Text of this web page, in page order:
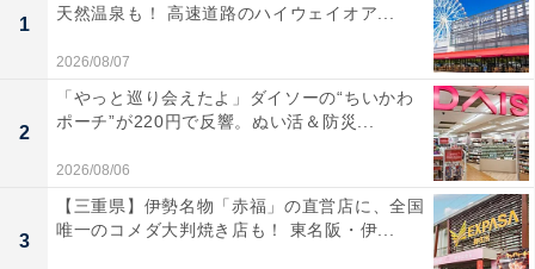
標高1800mの国立公園内に位置する「万座温泉 日進舘」
は、日本一の硫黄濃度を誇る良質な温泉が自慢の宿で
す。一日の湧出量は540万リットルに及び、古くから万
病に効く湯治場として多くの人々を癒してきました。天
1
天然温泉も！ 高速道路のハイウェイオア...
2026/08/07
2
「やっと巡り会えたよ」ダイソーの“ちいかわ
ポーチ”が220円で反響。ぬい活＆防災...
2026/08/06
3
【三重県】伊勢名物「赤福」の直営店に、全国
唯一のコメダ大判焼き店も！ 東名阪・伊...